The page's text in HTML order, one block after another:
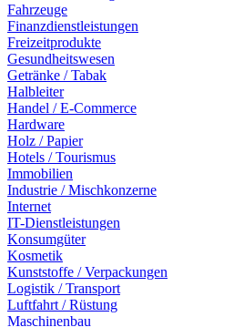
Fahrzeuge
Finanzdienstleistungen
Freizeitprodukte
Gesundheitswesen
Getränke / Tabak
Halbleiter
Handel / E-Commerce
Hardware
Holz / Papier
Hotels / Tourismus
Immobilien
Industrie / Mischkonzerne
Internet
IT-Dienstleistungen
Konsumgüter
Kosmetik
Kunststoffe / Verpackungen
Logistik / Transport
Luftfahrt / Rüstung
Maschinenbau